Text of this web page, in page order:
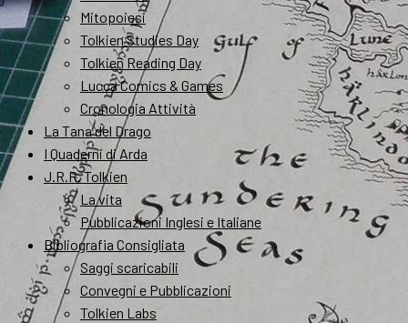
Mitopoiesi
Tolkien Studies Day
Tolkien Reading Day
Lucca Comics & Games
Cronologia Attività
La Tana del Drago
I Quaderni di Arda
J.R.R. Tolkien
La vita
Pubblicazioni Inglesi e Italiane
Bibliografia Consigliata
Saggi scaricabili
Convegni e Pubblicazioni
Tolkien Labs